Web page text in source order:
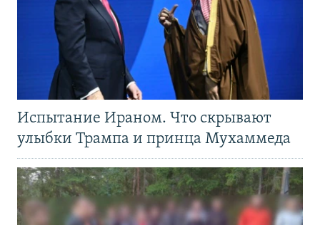
Испытание Ираном. Что скрывают
улыбки Трампа и принца Мухаммеда